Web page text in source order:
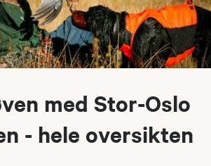
med Stor-Oslo
- hele oversikten